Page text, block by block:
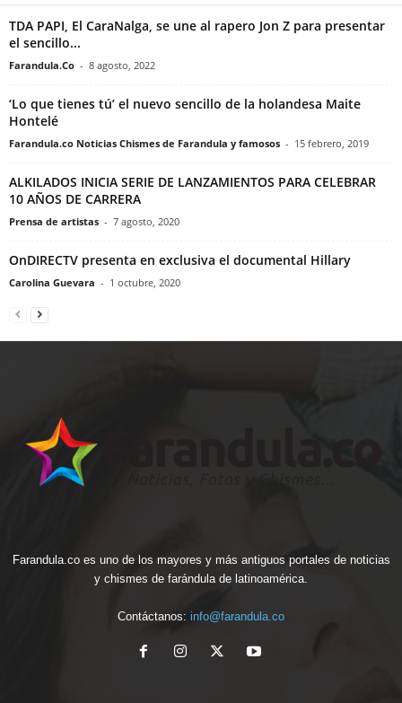
TDA PAPI, El CaraNalga, se une al rapero Jon Z para presentar
el sencillo...
Farandula.Co - 8 agosto, 2022
‘Lo que tienes tú’ el nuevo sencillo de la holandesa Maite
Hontelé
Farandula.co Noticias Chismes de Farandula y famosos - 15 febrero, 2019
ALKILADOS INICIA SERIE DE LANZAMIENTOS PARA CELEBRAR
10 AÑOS DE CARRERA
Prensa de artistas - 7 agosto, 2020
OnDIRECTV presenta en exclusiva el documental Hillary
Carolina Guevara - 1 octubre, 2020
Farandula.co es uno de los mayores y más antiguos portales de noticias
y chismes de farándula de latinoamérica.
Contáctanos: info@farandula.co